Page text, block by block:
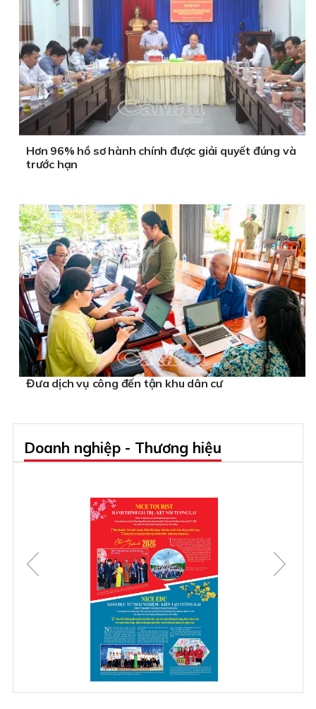
Hơn 96% hồ sơ hành chính được giải quyết đúng và
trước hạn
Đưa dịch vụ công đến tận khu dân cư
Doanh nghiệp - Thương hiệu